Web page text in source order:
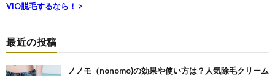
VIO脱毛するなら！ >
最近の投稿
ノノモ（nonomo)の効果や使い方は？人気除毛クリーム